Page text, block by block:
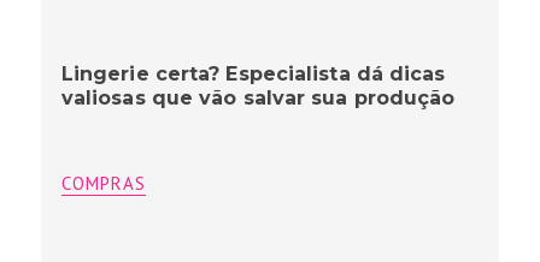
Lingerie certa? Especialista dá dicas
valiosas que vão salvar sua produção
COMPRAS